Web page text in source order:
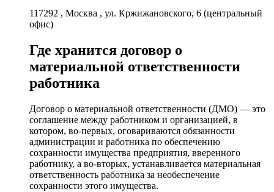
117292 , Москва , ул. Кржижановского, 6 (центральный
офис)
Где хранится договор о
материальной ответственности
работника
Договор о материальной ответственности (ДМО) — это
соглашение между работником и организацией, в
котором, во-первых, оговариваются обязанности
администрации и работника по обеспечению
сохранности имущества предприятия, вверенного
работнику, а во-вторых, устанавливается материальная
ответственность работника за необеспечение
сохранности этого имущества.